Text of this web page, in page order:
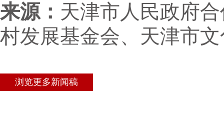
来源： 天津市人民政府
村发展基金会、天津市
浏览更多新闻稿